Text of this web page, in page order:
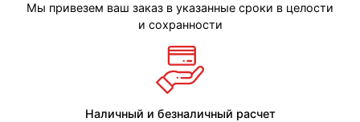
Мы привезем ваш заказ в указанные сроки в целости
и сохранности
Наличный и безналичный расчет